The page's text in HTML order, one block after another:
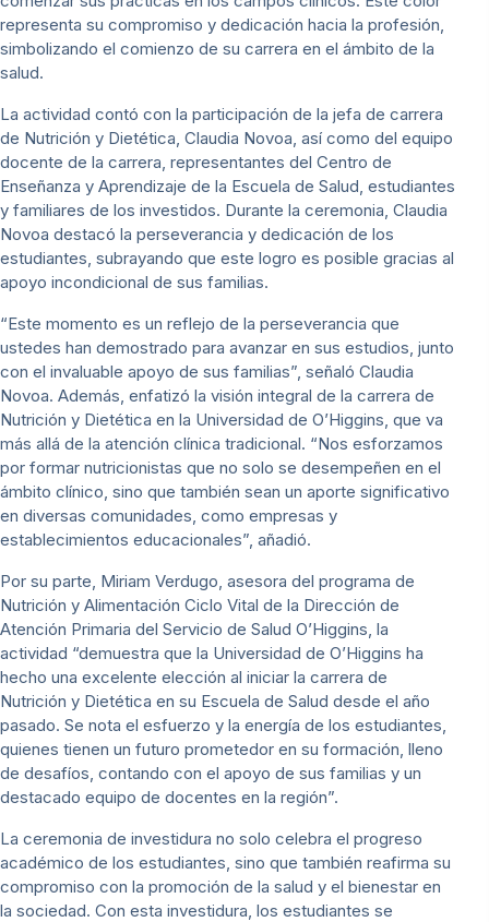
representa su compromiso y dedicación hacia la profesión,
simbolizando el comienzo de su carrera en el ámbito de la
salud.
La actividad contó con la participación de la jefa de carrera
de Nutrición y Dietética, Claudia Novoa, así como del equipo
docente de la carrera, representantes del Centro de
Enseñanza y Aprendizaje de la Escuela de Salud, estudiantes
y familiares de los investidos. Durante la ceremonia, Claudia
Novoa destacó la perseverancia y dedicación de los
estudiantes, subrayando que este logro es posible gracias al
apoyo incondicional de sus familias.
“Este momento es un reflejo de la perseverancia que
ustedes han demostrado para avanzar en sus estudios, junto
con el invaluable apoyo de sus familias”, señaló Claudia
Novoa. Además, enfatizó la visión integral de la carrera de
Nutrición y Dietética en la Universidad de O’Higgins, que va
más allá de la atención clínica tradicional. “Nos esforzamos
por formar nutricionistas que no solo se desempeñen en el
ámbito clínico, sino que también sean un aporte significativo
en diversas comunidades, como empresas y
establecimientos educacionales”, añadió.
Por su parte, Miriam Verdugo, asesora del programa de
Nutrición y Alimentación Ciclo Vital de la Dirección de
Atención Primaria del Servicio de Salud O’Higgins, la
actividad “demuestra que la Universidad de O’Higgins ha
hecho una excelente elección al iniciar la carrera de
Nutrición y Dietética en su Escuela de Salud desde el año
pasado. Se nota el esfuerzo y la energía de los estudiantes,
quienes tienen un futuro prometedor en su formación, lleno
de desafíos, contando con el apoyo de sus familias y un
destacado equipo de docentes en la región”.
La ceremonia de investidura no solo celebra el progreso
académico de los estudiantes, sino que también reafirma su
compromiso con la promoción de la salud y el bienestar en
la sociedad. Con esta investidura, los estudiantes se